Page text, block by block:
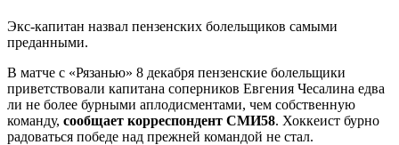
Экс-капитан назвал пензенских болельщиков самыми
преданными.
В матче с «Рязанью» 8 декабря пензенские болельщики
приветствовали капитана соперников Евгения Чесалина едва
ли не более бурными аплодисментами, чем собственную
команду, сообщает корреспондент СМИ58. Хоккеист бурно
радоваться победе над прежней командой не стал.